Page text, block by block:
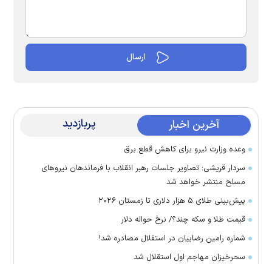
آخرین اخبار پربازدید
وعده وزارت نیرو برای کاهش قطع برق
سردار قریشی: تصاویر جلسات رهبر انقلاب با فرماندهان نیرو‌های
مسلح منتشر خواهد شد
پیش‌بینی طلای ۵ هزار دلاری تا زمستان ۲۰۲۶
قیمت طلا و سکه چند؟/ نرخ حواله دلار
شماره رامین رضاییان در استقلال مصادره شد!
سحرخیزان مهاجم اول استقلال شد